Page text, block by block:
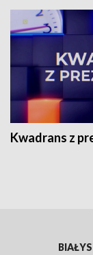
Kwadrans z